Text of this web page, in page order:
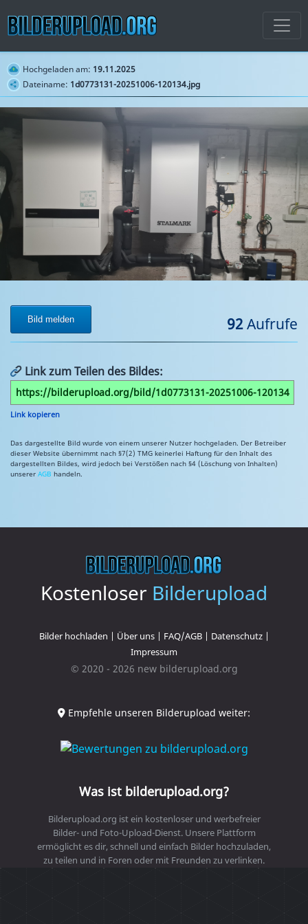
Hochgeladen am: 19.11.2025
Dateiname: 1d0773131-20251006-120134.jpg
Bild melden 92Aufrufe
Link zum Teilen des Bildes:
Link kopieren
Das dargestellte Bild wurde von einem unserer Nutzer hochgeladen. Der Betreiber
dieser Website übernimmt nach §7(2) TMG keinerlei Haftung für den Inhalt des
dargestellten Bildes, wird jedoch bei Verstößen nach §4 (Löschung von Inhalten)
unserer AGB handeln.
Kostenloser Bilderupload
Bilder hochladen | Über uns| FAQ/AGB| Datenschutz|
Impressum
© 2020 - 2026 new bilderupload.org
Empfehle unseren Bilderupload weiter:
Was ist bilderupload.org?
Bilderupload.org ist ein kostenloser und werbefreier
Bilder- und Foto-Upload-Dienst. Unsere Plattform
ermöglicht es dir, schnell und einfach Bilder hochzuladen,
zu teilen und in Foren oder mit Freunden zu verlinken.